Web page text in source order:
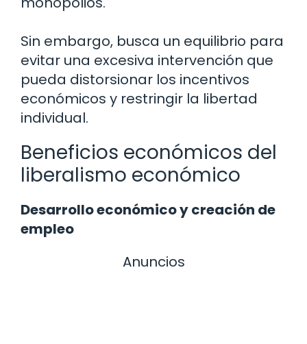
Sin embargo, busca un equilibrio para
evitar una excesiva intervención que
pueda distorsionar los incentivos
económicos y restringir la libertad
individual.
Beneficios económicos del
liberalismo económico
Desarrollo económico y creación de
empleo
Anuncios